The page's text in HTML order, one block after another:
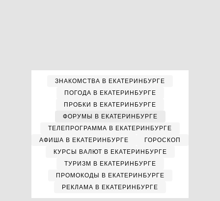
ЗНАКОМСТВА В ЕКАТЕРИНБУРГЕ
ПОГОДА В ЕКАТЕРИНБУРГЕ
ПРОБКИ В ЕКАТЕРИНБУРГЕ
ФОРУМЫ В ЕКАТЕРИНБУРГЕ
ТЕЛЕПРОГРАММА В ЕКАТЕРИНБУРГЕ
АФИША В ЕКАТЕРИНБУРГЕ
ГОРОСКОП
КУРСЫ ВАЛЮТ В ЕКАТЕРИНБУРГЕ
ТУРИЗМ В ЕКАТЕРИНБУРГЕ
ПРОМОКОДЫ В ЕКАТЕРИНБУРГЕ
РЕКЛАМА В ЕКАТЕРИНБУРГЕ